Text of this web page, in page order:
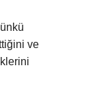
ve